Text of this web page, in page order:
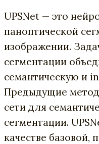
UPSNet — это
паноптической
изображении.
сегментации
семантическую и
Предыдущие
сети для
сегментации.
качестве базовой,